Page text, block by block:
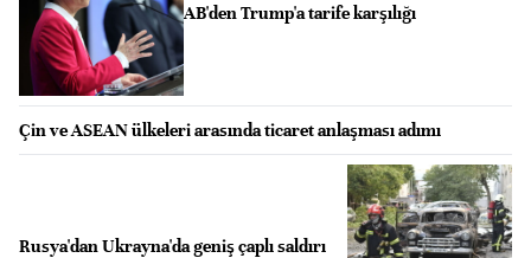
AB'den Trump'a tarife karşılığı
Çin ve ASEAN ülkeleri arasında ticaret anlaşması adımı
Rusya'dan Ukrayna'da geniş çaplı saldırı